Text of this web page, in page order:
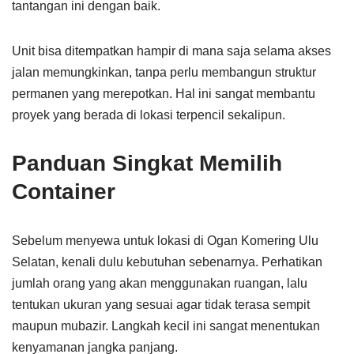
tantangan ini dengan baik.
Unit bisa ditempatkan hampir di mana saja selama akses
jalan memungkinkan, tanpa perlu membangun struktur
permanen yang merepotkan. Hal ini sangat membantu
proyek yang berada di lokasi terpencil sekalipun.
Panduan Singkat Memilih
Container
Sebelum menyewa untuk lokasi di Ogan Komering Ulu
Selatan, kenali dulu kebutuhan sebenarnya. Perhatikan
jumlah orang yang akan menggunakan ruangan, lalu
tentukan ukuran yang sesuai agar tidak terasa sempit
maupun mubazir. Langkah kecil ini sangat menentukan
kenyamanan jangka panjang.